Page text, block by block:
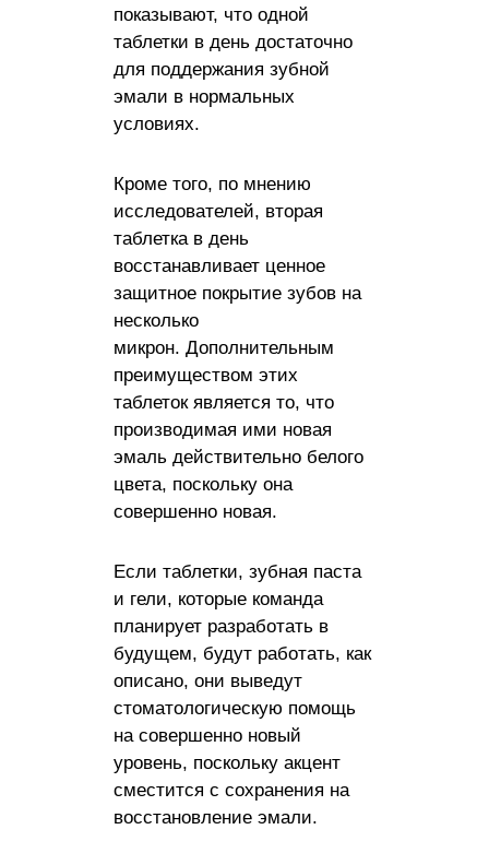
показывают, что одной
таблетки в день достаточно
для поддержания зубной
эмали в нормальных
условиях.
Кроме того, по мнению
исследователей, вторая
таблетка в день
восстанавливает ценное
защитное покрытие зубов на
несколько
микрон. Дополнительным
преимуществом этих
таблеток является то, что
производимая ими новая
эмаль действительно белого
цвета, поскольку она
совершенно новая.
Если таблетки, зубная паста
и гели, которые команда
планирует разработать в
будущем, будут работать, как
описано, они выведут
стоматологическую помощь
на совершенно новый
уровень, поскольку акцент
сместится с сохранения на
восстановление эмали.